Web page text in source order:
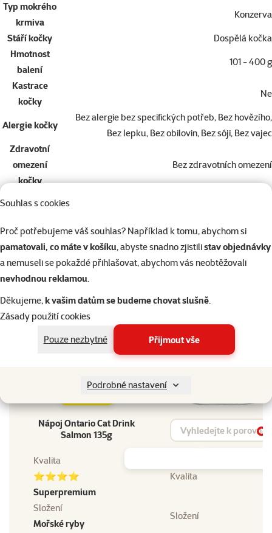
Souhlas s cookies
Proč potřebujeme váš souhlas? Například k tomu, abychom si
pamatovali, co máte v košíku, abyste snadno zjistilistav objednávky
a nemuseli se pokaždé přihlašovat, abychom vás neobtěžovali
nevhodnou reklamou.
Děkujeme,k vašim datům se budeme chovat slušně.
Zásady použití cookies
Pouze nezbytné
Přijmout vše
Podrobné nastavení
Typ mokrého
krmiva
Konzerva
Stáří kočky
Dospělá kočka
Hmotnost
balení
101 - 400 g
Kastrace
kočky
Ne
Alergie kočky
Bez alergie bez specifických potřeb, Bez hovězího,
Bez lepku, Bez obilovin, Bez sóji, Bez vajec
Zdravotní
omezení
kočky
Bez zdravotních omezení
číslo
EAN 8595681801487
Dopřejte vašemu mazlíčkovi to nejlepší
Nápoj Ontario Cat Drink
Salmon 135g
Vyhledat produkt
Kvalita
⭐⭐⭐⭐
Superpremium
Kvalita
Složení
Mořské ryby
Složení